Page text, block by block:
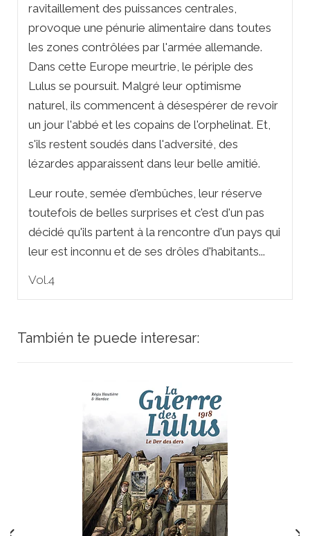
ravitaillement des puissances centrales,
provoque une pénurie alimentaire dans toutes
les zones contrôlées par l'armée allemande.
Dans cette Europe meurtrie, le périple des
Lulus se poursuit. Malgré leur optimisme
naturel, ils commencent à désespérer de revoir
un jour l'abbé et les copains de l'orphelinat. Et,
s'ils restent soudés dans l'adversité, des
lézardes apparaissent dans leur belle amitié.
Leur route, semée d'embûches, leur réserve
toutefois de belles surprises et c'est d'un pas
décidé qu'ils partent à la rencontre d'un pays qui
leur est inconnu et de ses drôles d'habitants...
Vol.4
También te puede interesar: